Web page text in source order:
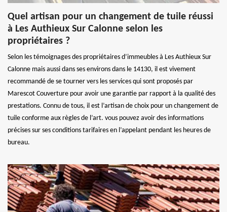
Quel artisan pour un changement de tuile réussi
à Les Authieux Sur Calonne selon les
propriétaires ?
Selon les témoignages des propriétaires d’immeubles à Les Authieux Sur
Calonne mais aussi dans ses environs dans le 14130, il est vivement
recommandé de se tourner vers les services qui sont proposés par
Marescot Couverture pour avoir une garantie par rapport à la qualité des
prestations. Connu de tous, il est l’artisan de choix pour un changement de
tuile conforme aux règles de l’art. vous pouvez avoir des informations
précises sur ses conditions tarifaires en l’appelant pendant les heures de
bureau.